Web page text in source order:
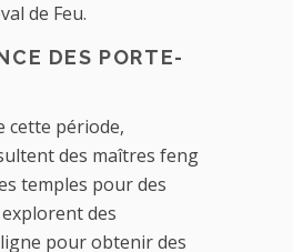
de Feu.
DES PORTE-
cette période,
des maîtres feng
temples pour des
des
pour obtenir des